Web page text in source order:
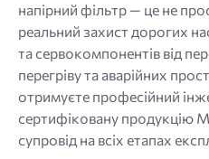
напірний фільтр — це не
реальний захист дорогих
та сервокомпонентів від
перегріву та аварійних
отримуєте професійний
сертифіковану продукцію
супровід на всіх етапах